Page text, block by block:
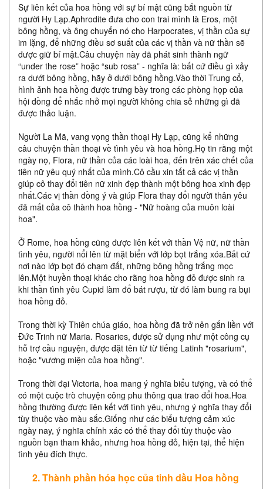
Sự liên kết của hoa hồng với sự bí mật cũng bắt nguồn từ
người Hy Lạp.Aphrodite đưa cho con trai mình là Eros, một
bông hồng, và ông chuyển nó cho Harpocrates, vị thần của sự
im lặng, để những điều sơ suất của các vị thần và nữ thần sẽ
được giữ bí mật.Câu chuyện này đã phát sinh thành ngữ
“under the rose” hoặc “sub rosa” - nghĩa là: bất cứ điều gì xảy
ra dưới bông hồng, hãy ở dưới bông hồng.Vào thời Trung cổ,
hình ảnh hoa hồng được trưng bày trong các phòng họp của
hội đồng để nhắc nhở mọi người không chia sẻ những gì đã
được thảo luận.
Người La Mã, vang vọng thần thoại Hy Lạp, cũng kể những
câu chuyện thần thoại về tình yêu và hoa hồng.Họ tin rằng một
ngày nọ, Flora, nữ thần của các loài hoa, đến trên xác chết của
tiên nữ yêu quý nhất của mình.Cô cầu xin tất cả các vị thần
giúp cô thay đổi tiên nữ xinh đẹp thành một bông hoa xinh đẹp
nhất.Các vị thần đồng ý và giúp Flora thay đổi người thân yêu
đã mất của cô thành hoa hồng - "Nữ hoàng của muôn loài
hoa".
Ở Rome, hoa hồng cũng được liên kết với thần Vệ nữ, nữ thần
tình yêu, người nổi lên từ mặt biển với lớp bọt trắng xóa.Bất cứ
nơi nào lớp bọt đó chạm đất, những bông hồng trắng mọc
lên.Một huyền thoại khác cho rằng hoa hồng đỏ được sinh ra
khi thần tình yêu Cupid làm đổ bát rượu, từ đó làm bung ra bụi
hoa hồng đỏ.
Trong thời kỳ Thiên chúa giáo, hoa hồng đã trở nên gắn liền với
Đức Trinh nữ Maria. Rosaries, được sử dụng như một công cụ
hỗ trợ cầu nguyện, được đặt tên từ từ tiếng Latinh "rosarium",
hoặc "vương miện của hoa hồng".
Trong thời đại Victoria, hoa mang ý nghĩa biểu tượng, và có thể
có một cuộc trò chuyện công phu thông qua trao đổi hoa.Hoa
hồng thường được liên kết với tình yêu, nhưng ý nghĩa thay đổi
tùy thuộc vào màu sắc.Giống như các biểu tượng cảm xúc
ngày nay, ý nghĩa chính xác có thể thay đổi tùy thuộc vào
nguồn bạn tham khảo, nhưng hoa hồng đỏ, hiện tại, thể hiện
tình yêu đích thực.
2. Thành phần hóa học của tinh dầu Hoa hồng